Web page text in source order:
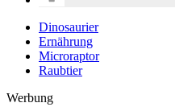
Dinosaurier
Ernährung
Microraptor
Raubtier
Werbung